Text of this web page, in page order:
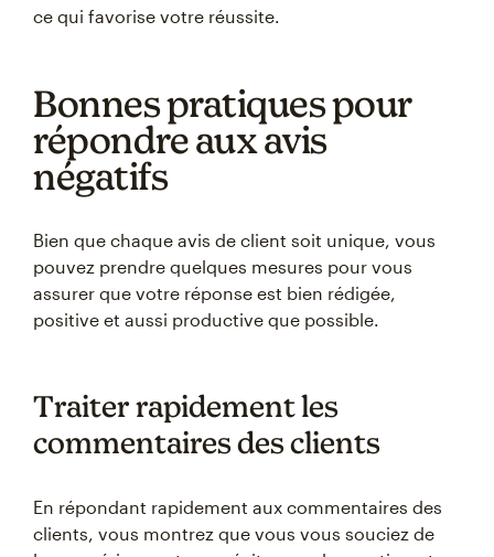
ce qui favorise votre réussite.
Bonnes pratiques pour
répondre aux avis
négatifs
Bien que chaque avis de client soit unique, vous
pouvez prendre quelques mesures pour vous
assurer que votre réponse est bien rédigée,
positive et aussi productive que possible.
Traiter rapidement les
commentaires des clients
En répondant rapidement aux commentaires des
clients, vous montrez que vous vous souciez de